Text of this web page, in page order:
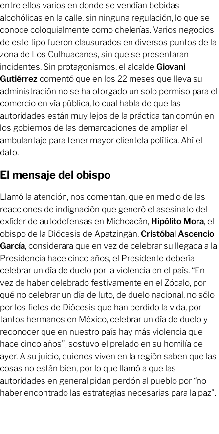
entre ellos varios en donde se vendían bebidas
alcohólicas en la calle, sin ninguna regulación, lo que se
conoce coloquialmente como chelerías. Varios negocios
de este tipo fueron clausurados en diversos puntos de la
zona de Los Culhuacanes, sin que se presentaran
incidentes. Sin protagonismos, el alcalde Giovani
Gutiérrez comentó que en los 22 meses que lleva su
administración no se ha otorgado un solo permiso para el
comercio en vía pública, lo cual habla de que las
autoridades están muy lejos de la práctica tan común en
los gobiernos de las demarcaciones de ampliar el
ambulantaje para tener mayor clientela política. Ahí el
dato.
El mensaje del obispo
Llamó la atención, nos comentan, que en medio de las
reacciones de indignación que generó el asesinato del
exlíder de autodefensas en Michoacán, Hipólito Mora, el
obispo de la Diócesis de Apatzingán, Cristóbal Ascencio
García, considerara que en vez de celebrar su llegada a la
Presidencia hace cinco años, el Presidente debería
celebrar un día de duelo por la violencia en el país. “En
vez de haber celebrado festivamente en el Zócalo, por
qué no celebrar un día de luto, de duelo nacional, no sólo
por los fieles de Diócesis que han perdido la vida, por
tantos hermanos en México, celebrar un día de duelo y
reconocer que en nuestro país hay más violencia que
hace cinco años”, sostuvo el prelado en su homilía de
ayer. A su juicio, quienes viven en la región saben que las
cosas no están bien, por lo que llamó a que las
autoridades en general pidan perdón al pueblo por “no
haber encontrado las estrategias necesarias para la paz”.